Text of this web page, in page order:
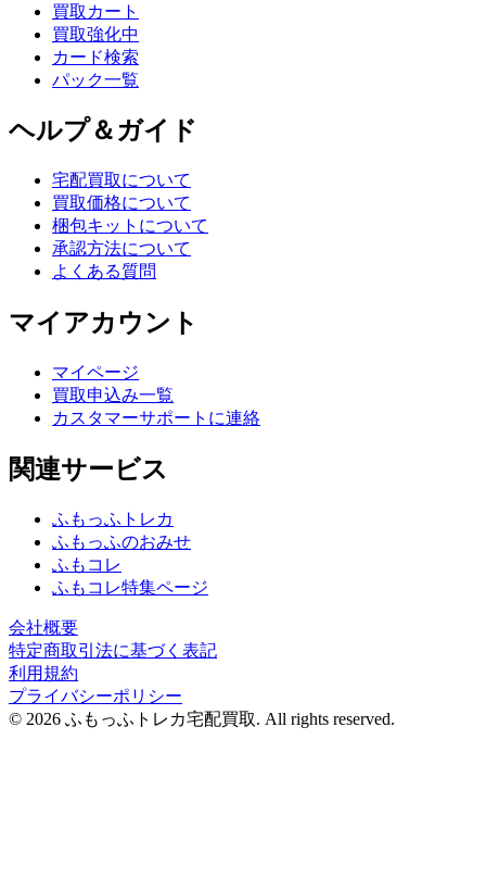
買取カート
買取強化中
カード検索
パック一覧
ヘルプ＆ガイド
宅配買取について
買取価格について
梱包キットについて
承認方法について
よくある質問
マイアカウント
マイページ
買取申込み一覧
カスタマーサポートに連絡
関連サービス
ふもっふトレカ
ふもっふのおみせ
ふもコレ
ふもコレ特集ページ
会社概要
特定商取引法に基づく表記
利用規約
プライバシーポリシー
© 2026 ふもっふトレカ宅配買取. All rights reserved.